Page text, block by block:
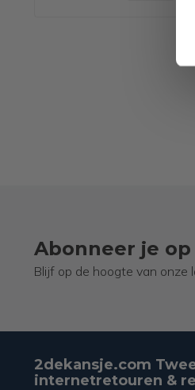
Abonneer je
Blijf op de hoogte van onze
2dekansje.com
internetretouren &